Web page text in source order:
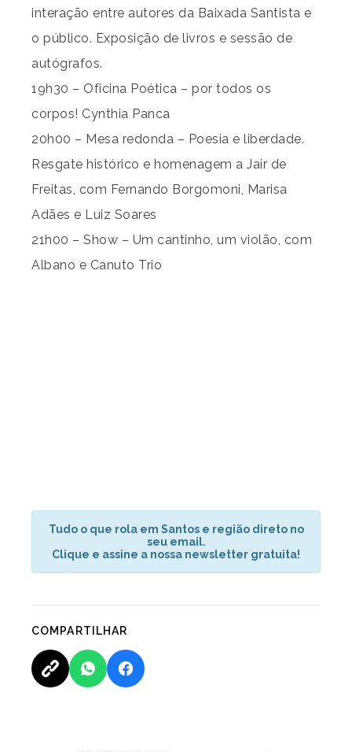
interação entre autores da Baixada Santista e
o público. Exposição de livros e sessão de
autógrafos.
19h30 – Oficina Poética – por todos os
corpos! Cynthia Panca
20h00 – Mesa redonda – Poesia e liberdade.
Resgate histórico e homenagem a Jair de
Freitas, com Fernando Borgomoni, Marisa
Adães e Luiz Soares
21h00 – Show – Um cantinho, um violão, com
Albano e Canuto Trio
Tudo o que rola em Santos e região direto no
seu email.
Clique e assine a nossa newsletter gratuita!
COMPARTILHAR